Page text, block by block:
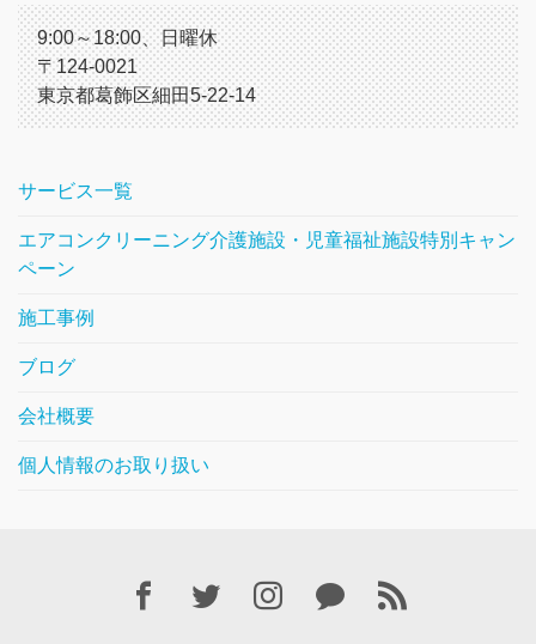
9:00～18:00、日曜休
〒124-0021
東京都葛飾区細田5-22-14
サービス一覧
エアコンクリーニング介護施設・児童福祉施設特別キャン
ペーン
施工事例
ブログ
会社概要
個人情報のお取り扱い